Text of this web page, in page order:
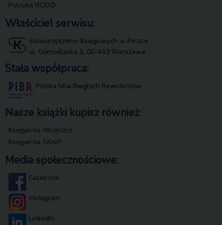
Polityka RODO
Właściciel serwisu:
Stowarzyszenie Księgowych w Polsce
ul. Górnośląska 5, 00-443 Warszawa
Stała współpraca:
Polska Izba Biegłych Rewidentów
Nasze książki kupisz również:
Księgarnia Wrzeszcz
Księgarnia SKwP
Media społecznościowe:
Facebook
Instagram
LinkedIn